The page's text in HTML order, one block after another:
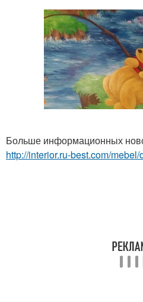
Больше информационных
http://interior.ru-best.com/